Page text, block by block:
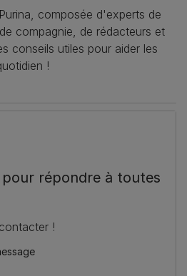
composée d'experts de
compagnie, de rédacteurs et
conseils utiles pour aider les
!
répondre à toutes
!